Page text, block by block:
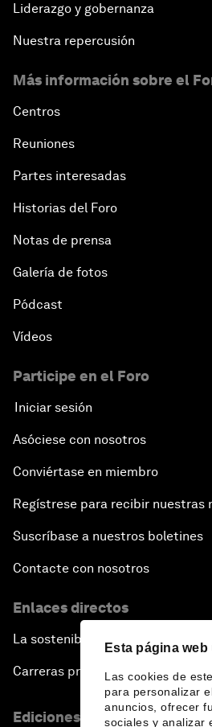
Esta página
Las cookies de
para personalizar
anuncios, ofrecer
sociales y analizar
Liderazgo y gobernanza
Nuestra repercusión
Más información sobre el
Centros
Reuniones
Partes interesadas
Historias del Foro
Notas de prensa
Galería de fotos
Pódcast
Vídeos
Participe en el Foro
Iniciar sesión
Asóciese con nosotros
Conviértase en miembro
Regístrese para recibir nuestras
Suscríbase a nuestros boletines
Contacte con nosotros
Enlaces directos
La sostenibilidad en el Foro
Carreras profesionales
Ediciones en otros idiomas